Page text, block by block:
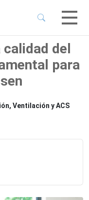
calidad del
para
Ventilación y ACS